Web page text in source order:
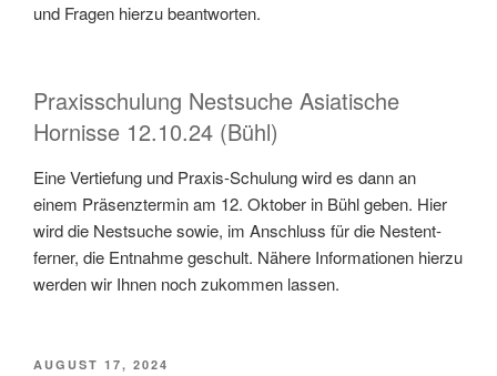
und Fra­gen hierzu beant­worten.
Praxisschulung Nestsuche Asiatische
Hornisse 12.10.24 (Bühl)
Eine Ver­tiefung und Prax­is-Schu­lung wird es dann an
einem Präsen­zter­min am 12. Okto­ber in Bühl geben. Hier
wird die Nest­suche sowie, im Anschluss für die Nes­tent­
fern­er, die Ent­nahme geschult. Nähere Infor­ma­tio­nen hierzu
wer­den wir Ihnen noch zukom­men lassen.
VERÖFFENTLICHT
AUGUST 17, 2024